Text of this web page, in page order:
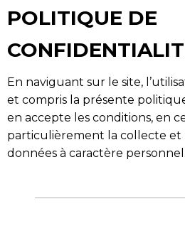
POLITIQUE DE
En naviguant sur le site,
et compris la présente
en accepte les conditions, en
particulièrement la collecte et
données à caractère personnel.